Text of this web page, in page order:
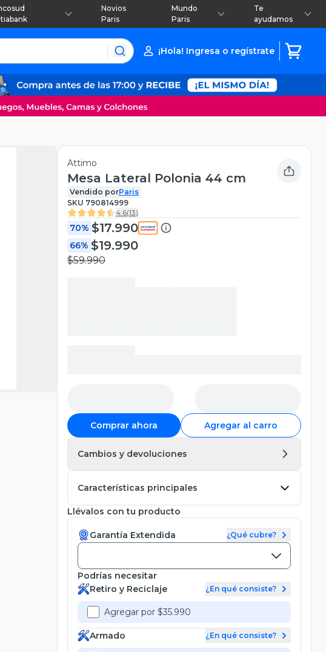
Novios
Paris
Mundo
Paris
Te
ayudamos
¡Hola! Ingresa o regístrate
Attimo
Mesa Lateral Polonia 44 cm
Vendido porParis
SKU 790814999
4.6(13)
70% $17.990
66% $19.990
$59.990
Comprar ahora Agregar al carro
Cambios y devoluciones
Características principales
Llévalos con tu producto
Garantía Extendida ¿Qué cubre?
Podrías necesitar
Retiro y Reciclaje
¿En qué consiste?
Agregar por $35.990
Armado ¿En qué consiste?